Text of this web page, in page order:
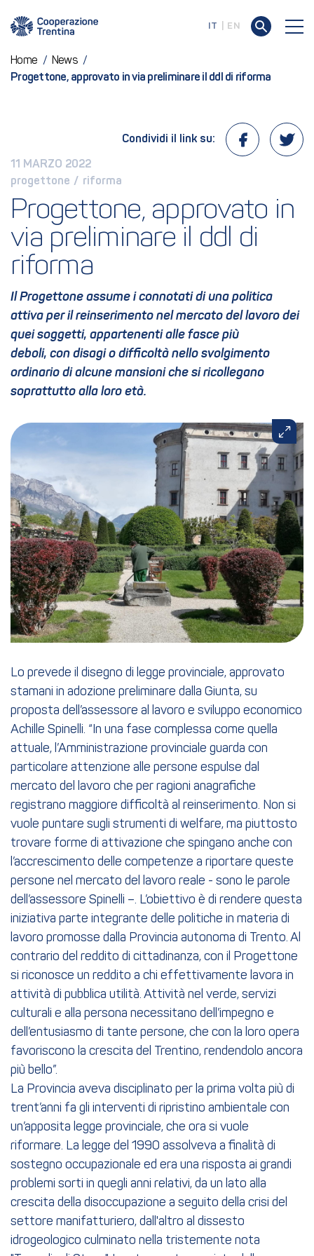
IT EN
Home / News /
Progettone, approvato in via preliminare il ddl di riforma
11 MARZO 2022
progettone / riforma
Condividi il link su:
Progettone, approvato in
via preliminare il ddl di
riforma
Il Progettone assume i connotati di una politica
attiva per il reinserimento nel mercato del lavoro dei
quei soggetti, appartenenti alle fasce più
deboli, con disagi o difficoltà nello svolgimento
ordinario di alcune mansioni che si ricollegano
soprattutto alla loro età.
Lo prevede il disegno di legge provinciale, approvato
stamani in adozione preliminare dalla Giunta, su
proposta dell’assessore al lavoro e sviluppo economico
Achille Spinelli. “In una fase complessa come quella
attuale, l’Amministrazione provinciale guarda con
particolare attenzione alle persone espulse dal
mercato del lavoro che per ragioni anagrafiche
registrano maggiore difficoltà al reinserimento. Non si
vuole puntare sugli strumenti di welfare, ma piuttosto
trovare forme di attivazione che spingano anche con
l’accrescimento delle competenze a riportare queste
persone nel mercato del lavoro reale - sono le parole
dell’assessore Spinelli –. L’obiettivo è di rendere questa
iniziativa parte integrante delle politiche in materia di
lavoro promosse dalla Provincia autonoma di Trento. Al
contrario del reddito di cittadinanza, con il Progettone
si riconosce un reddito a chi effettivamente lavora in
attività di pubblica utilità. Attività nel verde, servizi
culturali e alla persona necessitano dell’impegno e
dell’entusiasmo di tante persone, che con la loro opera
favoriscono la crescita del Trentino, rendendolo ancora
più bello”.
La Provincia aveva disciplinato per la prima volta più di
trent’anni fa gli interventi di ripristino ambientale con
un’apposita legge provinciale, che ora si vuole
riformare. La legge del 1990 assolveva a finalità di
sostegno occupazionale ed era una risposta ai grandi
problemi sorti in quegli anni relativi, da un lato alla
crescita della disoccupazione a seguito della crisi del
settore manifatturiero, dall'altro al dissesto
idrogeologico culminato nella tristemente nota